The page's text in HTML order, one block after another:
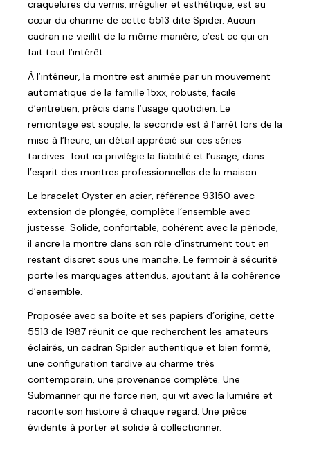
craquelures du vernis, irrégulier et esthétique, est au
cœur du charme de cette 5513 dite Spider. Aucun
cadran ne vieillit de la même manière, c’est ce qui en
fait tout l’intérêt.
À l’intérieur, la montre est animée par un mouvement
automatique de la famille 15xx, robuste, facile
d’entretien, précis dans l’usage quotidien. Le
remontage est souple, la seconde est à l’arrêt lors de la
mise à l’heure, un détail apprécié sur ces séries
tardives. Tout ici privilégie la fiabilité et l’usage, dans
l’esprit des montres professionnelles de la maison.
Le bracelet Oyster en acier, référence 93150 avec
extension de plongée, complète l’ensemble avec
justesse. Solide, confortable, cohérent avec la période,
il ancre la montre dans son rôle d’instrument tout en
restant discret sous une manche. Le fermoir à sécurité
porte les marquages attendus, ajoutant à la cohérence
d’ensemble.
Proposée avec sa boîte et ses papiers d’origine, cette
5513 de 1987 réunit ce que recherchent les amateurs
éclairés, un cadran Spider authentique et bien formé,
une configuration tardive au charme très
contemporain, une provenance complète. Une
Submariner qui ne force rien, qui vit avec la lumière et
raconte son histoire à chaque regard. Une pièce
évidente à porter et solide à collectionner.